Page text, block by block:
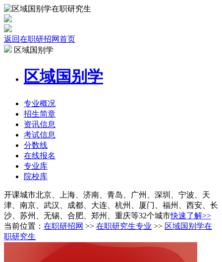
返回在职研招网首页
区域国别学
区域国别学
专业概况
招生简章
资讯信息
考试信息
分数线
在线报名
专业库
院校库
开课城市北京、上海、济南、青岛、广州、深圳、宁波、天
津、南京、武汉、成都、大连、杭州、厦门、福州、西安、长
沙、苏州、无锡、合肥、郑州、重庆等32个城市快速了解>>
当前位置： 在职研招网 >> 在职研究生专业 >> 区域国别学在
职研究生